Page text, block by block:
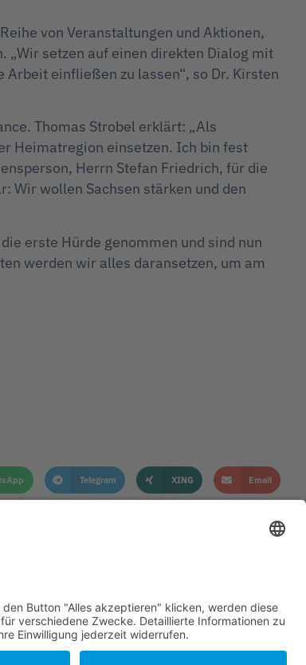
von Veranstaltungen und Aktionen,
„Wir setzen auf einen direkten Dialog mit
einfließen zu lassen“, so Dr. Kirsten
Thomas Strobel erklärt: „Als
Heimatregion einsetzen. Ich bin fest
Herrn Stefan Friedrich, für die
Wir wollen Sachsen stärken und den
erste Hürde genommen und sind nun
werden wir alles daransetzen, um am
Telegram XING Email
IMPRESSUM DATENSCHUTZHINWEISE